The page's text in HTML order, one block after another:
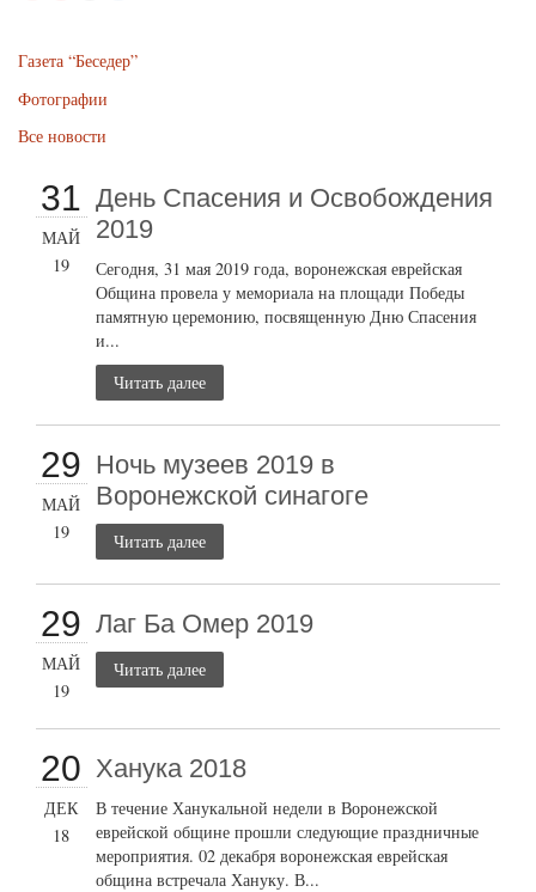
Газета “Беседер”
Фотографии
Все новости
31
МАЙ
19
День Спасения и Освобождения
2019
Сегодня, 31 мая 2019 года, воронежская еврейская
Община провела у мемориала на площади Победы
памятную церемонию, посвященную Дню Спасения
и...
Читать далее
29
МАЙ
19
Ночь музеев 2019 в
Воронежской синагоге
Читать далее
29
МАЙ
19
Лаг Ба Омер 2019
Читать далее
20
ДЕК
18
Ханука 2018
В течение Ханукальной недели в Воронежской
еврейской общине прошли следующие праздничные
мероприятия. 02 декабря воронежская еврейская
община встречала Хануку. В...